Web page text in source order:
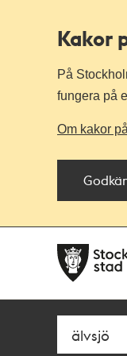
Kakor
På
fungera på
Om kakor
navigationen
huvudinnehållet
Sök